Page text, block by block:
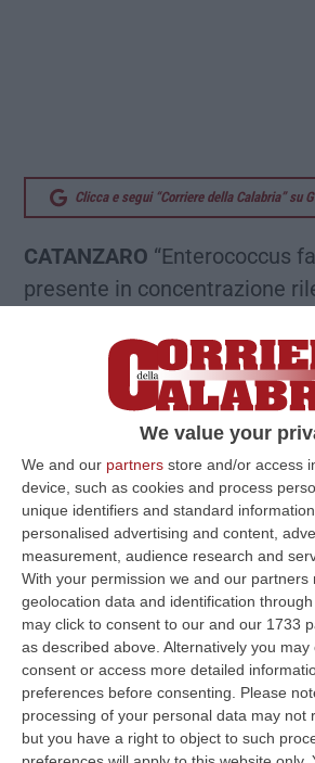
We value your
We and our partners store and/or access
device, such as cookies and process
unique identifiers and standard
personalised advertising and content,
measurement, audience research and
With your permission we and our partners
geolocation data and identification
may click to consent to our and our 1733
as described above. Alternatively you
consent or access more detailed
preferences before consenting.
Please
processing of your personal data may not
but you have a right to object to such
Clicca e segui “Corriere della Calabria” su
CATANZARO “Enterococcus
presente in concentrazione
Girifalco. Sarebbe questo il
analisi di laboratorio
un campione di alimento
Sian di Catanzaro. Gli
dallo stesso Servizio Asp
seguito di attivazione da
Compagnia Carabinieri e del
Catanzaro conseguentemente
segnalazioni da parte di
maggio avevano riscontrato
malessere riconducibile a
tossinfezione alimentare.
L’indagine epidemiologica